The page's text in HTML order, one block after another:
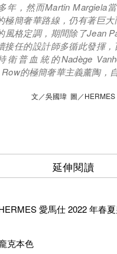
年，然而Martin Margiela
極簡奢華路線，仍有著巨
風格定調，期間除了Jean
接任的設計師多循此發揮
衛普血統的Nadège
的極簡奢華主義薰陶，
文／吳國瑋 圖／HERMES
延伸閱讀
愛馬仕 2022 年春
克本色